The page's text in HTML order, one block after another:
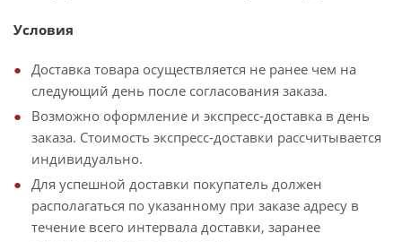
Условия
Доставка товара осуществляется не ранее чем на
следующий день после согласования заказа.
Возможно оформление и экспресс-доставка в день
заказа. Стоимость экспресс-доставки рассчитывается
индивидуально.
Для успешной доставки покупатель должен
располагаться по указанному при заказе адресу в
течение всего интервала доставки, заранее